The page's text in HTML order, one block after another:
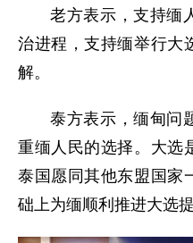
老方表示，支持缅
治进程，支持缅举行大
解。
泰方表示，缅甸问
重缅人民的选择。大选
泰国愿同其他东盟国家
础上为缅顺利推进大选